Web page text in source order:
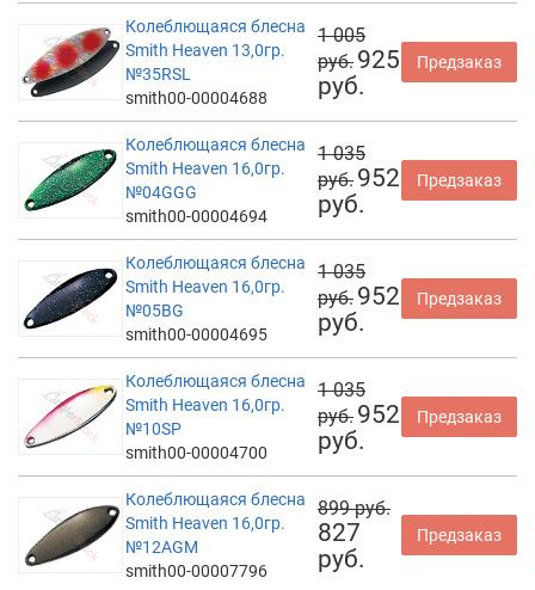
Колеблющаяся блесна
Smith Heaven 13,0гр.
№35RSL
smith00-00004688
1 005
руб. 925
руб.
Предзаказ
Колеблющаяся блесна
Smith Heaven 16,0гр.
№04GGG
smith00-00004694
1 035
руб. 952
руб.
Предзаказ
Колеблющаяся блесна
Smith Heaven 16,0гр.
№05BG
smith00-00004695
1 035
руб. 952
руб.
Предзаказ
Колеблющаяся блесна
Smith Heaven 16,0гр.
№10SP
smith00-00004700
1 035
руб. 952
руб.
Предзаказ
Колеблющаяся блесна
Smith Heaven 16,0гр.
№12AGM
smith00-00007796
899 руб.
827
руб.
Предзаказ